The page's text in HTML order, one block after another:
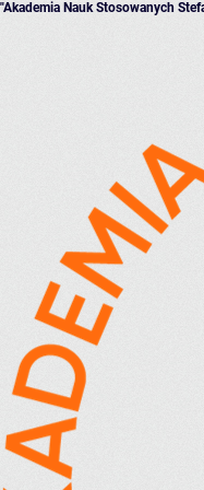
"Akademia Nauk Stosowanych